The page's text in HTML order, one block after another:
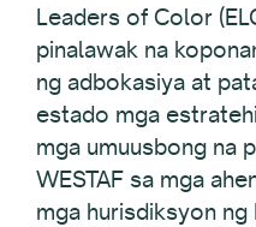
Leaders of Color
pinalawak na
ng adbokasiya at
estado mga
mga umuusbong na
WESTAF sa mga
mga hurisdiksyon